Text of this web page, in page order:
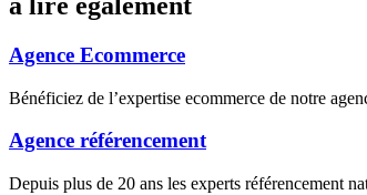
Agence Ecommerce
Bénéficiez de l’expertise ecommerce de notre
Agence référencement
Depuis plus de 20 ans les experts référencement